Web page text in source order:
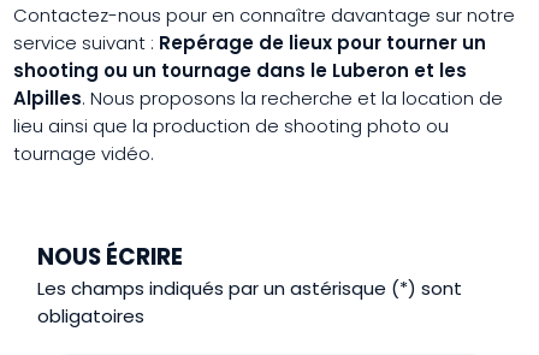
Contactez-nous pour en connaître davantage sur notre
service suivant : Repérage de lieux pour tourner un
shooting ou un tournage dans le Luberon et les
Alpilles. Nous proposons la recherche et la location de
lieu ainsi que la production de shooting photo ou
tournage vidéo.
NOUS ÉCRIRE
Les champs indiqués par un astérisque (*) sont
obligatoires